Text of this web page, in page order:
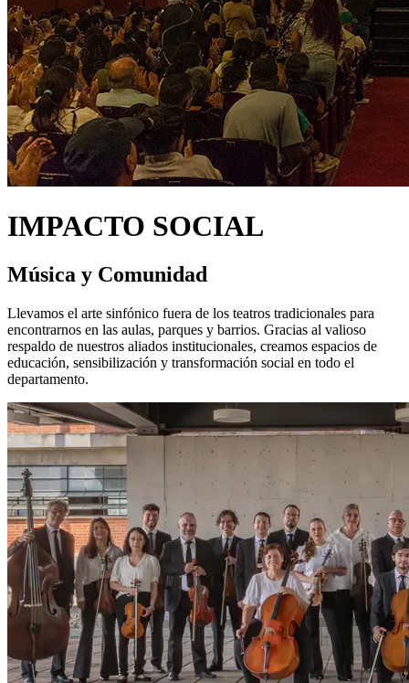
IMPACTO SOCIAL
Música y Comunidad
Llevamos el arte sinfónico fuera de los teatros tradicionales para
encontrarnos en las aulas, parques y barrios. Gracias al valioso
respaldo de nuestros aliados institucionales, creamos espacios de
educación, sensibilización y transformación social en todo el
departamento.